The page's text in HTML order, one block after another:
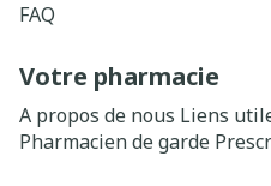
FAQ
Votre pharmacie
A propos de nous Liens
Pharmacien de garde